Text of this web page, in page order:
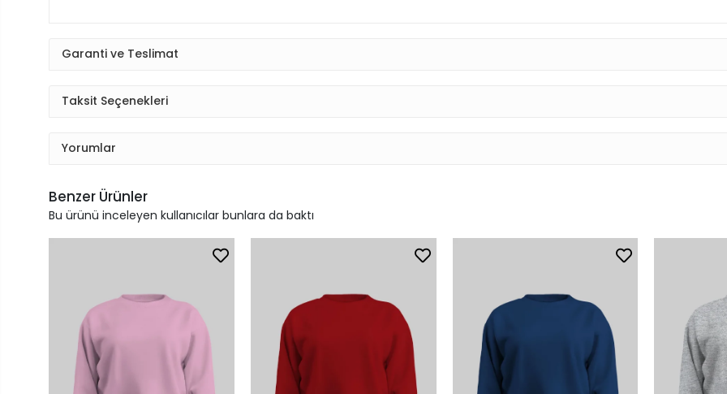
Garanti ve Teslimat
Taksit Seçenekleri
Yorumlar
Benzer Ürünler
Bu ürünü inceleyen kullanıcılar bunlara da baktı